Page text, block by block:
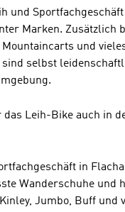
und
Marken. Zusätzlich
und
selbst
Leih-Bike auch in
in
Wanderschuhe und
Jumbo, Buff und